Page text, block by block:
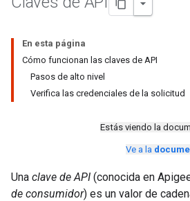
En esta página
Cómo funcionan las claves de API
Pasos de alto nivel
Verifica las credenciales de la solicitud
Estás viendo la
Ve a la
Una clave de API (conocida en
de consumidor) es un valor de